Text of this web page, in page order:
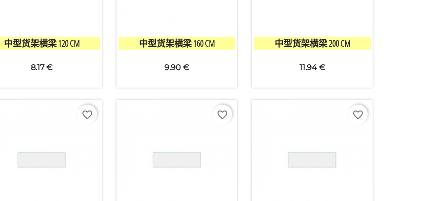
快速查看
中型货架横梁 120 CM
8.17 €
快速查看
中型货架横梁 160 CM
9.90 €
快速查看
中型货架横梁 200 CM
11.94 €
favorite_border favorite_border favorite_border